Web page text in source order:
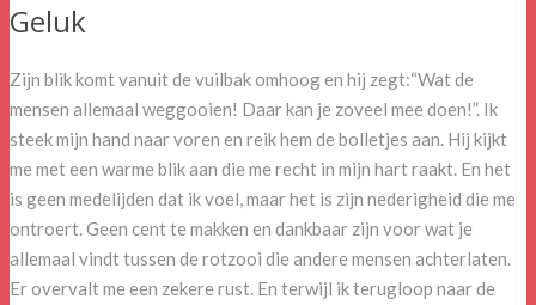
Geluk
Zijn blik komt vanuit de vuilbak omhoog en hij zegt:“Wat de
mensen allemaal weggooien! Daar kan je zoveel mee doen!”. Ik
steek mijn hand naar voren en reik hem de bolletjes aan. Hij kijkt
me met een warme blik aan die me recht in mijn hart raakt. En het
is geen medelijden dat ik voel, maar het is zijn nederigheid die me
ontroert. Geen cent te makken en dankbaar zijn voor wat je
allemaal vindt tussen de rotzooi die andere mensen achterlaten.
Er overvalt me een zekere rust. En terwijl ik terugloop naar de